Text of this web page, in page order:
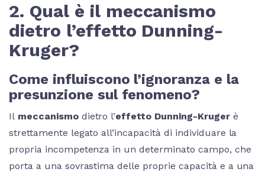
2. Qual è il meccanismo
dietro l’effetto Dunning-
Kruger?
Come influiscono l’ignoranza e la
presunzione sul fenomeno?
Il meccanismodietro l’effetto Dunning-Krugerè
strettamente legato all’incapacità di individuare la
propria incompetenza in un determinato campo, che
porta a una sovrastima delle proprie capacità e a una